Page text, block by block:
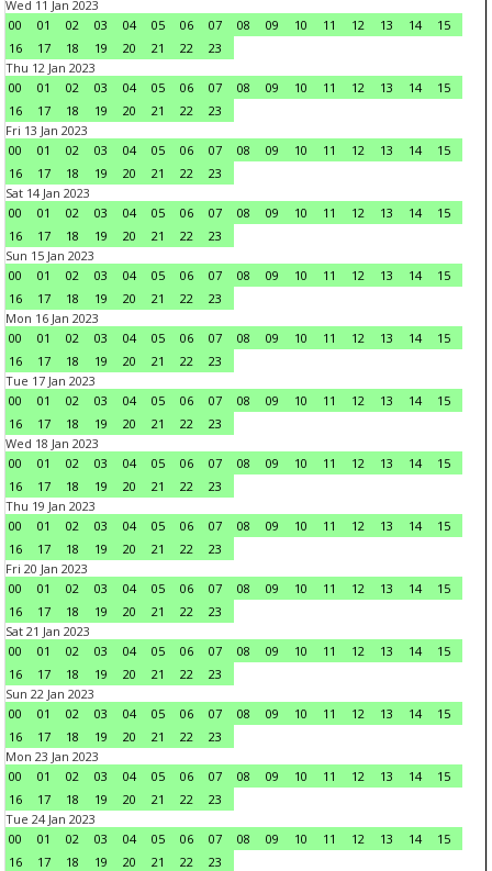
Wed 11 Jan 2023
00
01 02 03 04 05 06 07 08 09 10 11 12 13 14
15
16
17 18 19 20 21 22
23
Thu 12 Jan 2023
00
01 02 03 04 05 06 07 08 09 10 11 12 13 14
15
16
17 18 19 20 21 22
23
Fri 13 Jan 2023
00
01 02 03 04 05 06 07 08 09 10 11 12 13 14
15
16
17 18 19 20 21 22
23
Sat 14 Jan 2023
00
01 02 03 04 05 06 07 08 09 10 11 12 13 14
15
16
17 18 19 20 21 22
23
Sun 15 Jan 2023
00
01 02 03 04 05 06 07 08 09 10 11 12 13 14
15
16
17 18 19 20 21 22
23
Mon 16 Jan 2023
00
01 02 03 04 05 06 07 08 09 10 11 12 13 14
15
16
17 18 19 20 21 22
23
Tue 17 Jan 2023
00
01 02 03 04 05 06 07 08 09 10 11 12 13 14
15
16
17 18 19 20 21 22
23
Wed 18 Jan 2023
00
01 02 03 04 05 06 07 08 09 10 11 12 13 14
15
16
17 18 19 20 21 22
23
Thu 19 Jan 2023
00
01 02 03 04 05 06 07 08 09 10 11 12 13 14
15
16
17 18 19 20 21 22
23
Fri 20 Jan 2023
00
01 02 03 04 05 06 07 08 09 10 11 12 13 14
15
16
17 18 19 20 21 22
23
Sat 21 Jan 2023
00
01 02 03 04 05 06 07 08 09 10 11 12 13 14
15
16
17 18 19 20 21 22
23
Sun 22 Jan 2023
00
01 02 03 04 05 06 07 08 09 10 11 12 13 14
15
16
17 18 19 20 21 22
23
Mon 23 Jan 2023
00
01 02 03 04 05 06 07 08 09 10 11 12 13 14
15
16
17 18 19 20 21 22
23
Tue 24 Jan 2023
00
01 02 03 04 05 06 07 08 09 10 11 12 13 14
15
16
17 18 19 20 21 22
23